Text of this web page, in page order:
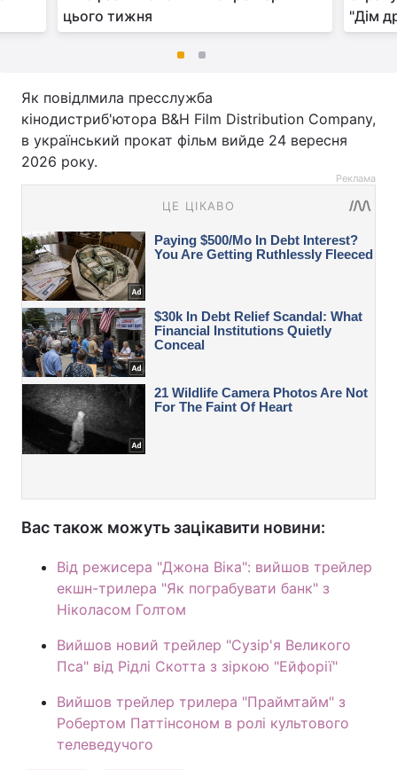
цього тижня
"Дім
Як повідлмила пресслужба
кінодистриб'ютора B&H Film Distribution Company,
в український прокат фільм вийде 24 вересня
2026 року.
Реклама
Вас також можуть зацікавити новини:
Від режисера "Джона Віка": вийшов трейлер
екшн-трилера "Як пограбувати банк" з
Ніколасом Голтом
Вийшов новий трейлер "Сузір'я Великого
Пса" від Рідлі Скотта з зіркою "Ейфорії"
Вийшов трейлер трилера "Праймтайм" з
Робертом Паттінсоном в ролі культового
телеведучого